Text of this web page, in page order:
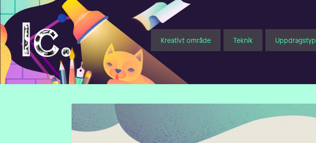
Illustratörcentrum
Kreativt område Teknik Uppdragstyp